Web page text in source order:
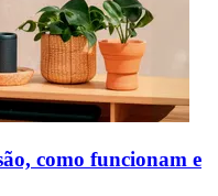
como funcionam e